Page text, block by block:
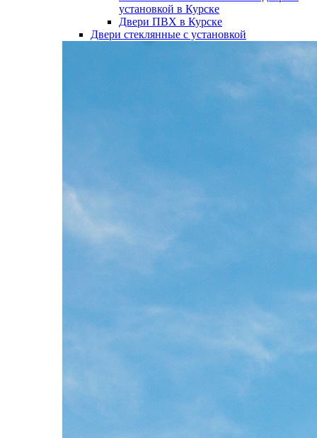
установкой в Курске
Двери ПВХ в Курске
Двери стеклянные с установкой